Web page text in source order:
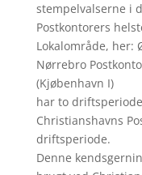
stempelvalserne i
Postkontorers
Lokalområde, her:
Nørrebro
(Kjøbenhavn I)
har to
Christianshavns
driftsperiode.
Denne